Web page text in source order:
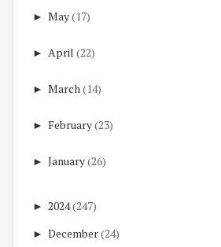
► May(17)
► April (22)
► March(14)
► February(23)
► January(26)
► 2024(247)
► December(24)